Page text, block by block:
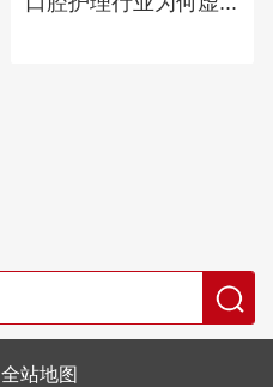
全站地图